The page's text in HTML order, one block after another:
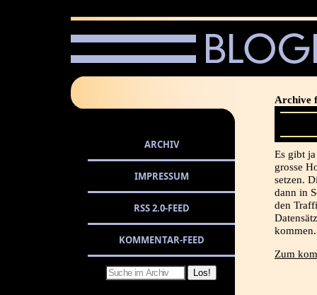
Archive
Es gibt
grosse
setzen.
dann in
den
Zum
ARCHIV
IMPRESSUM
RSS 2.0-FEED
KOMMENTAR-FEED